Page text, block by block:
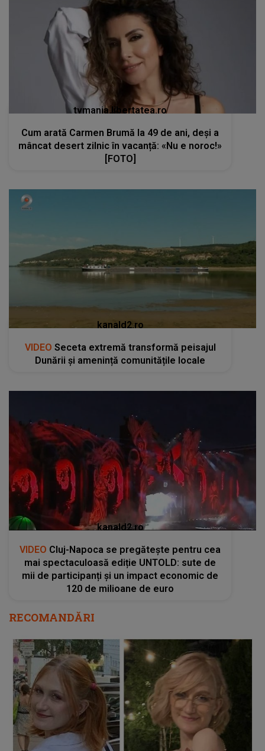
tvmania.libertatea.ro
Cum arată Carmen Brumă la 49 de ani, deși a
mâncat desert zilnic în vacanță: «Nu e noroc!»
[FOTO]
kanald2.ro
VIDEO Seceta extremă transformă peisajul
Dunării și amenință comunitățile locale
kanald2.ro
VIDEO Cluj-Napoca se pregătește pentru cea
mai spectaculoasă ediție UNTOLD: sute de
mii de participanți și un impact economic de
120 de milioane de euro
RECOMANDĂRI